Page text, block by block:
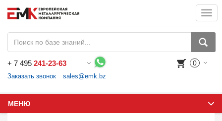
+ 7 495 241-23-63
Заказать звонок sales@emk.bz
0
МЕНЮ